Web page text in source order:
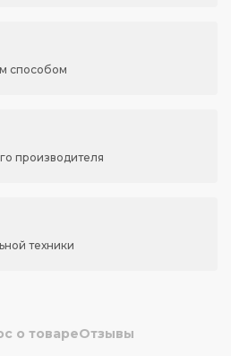
способом
производителя
техники
о товареОтзывы